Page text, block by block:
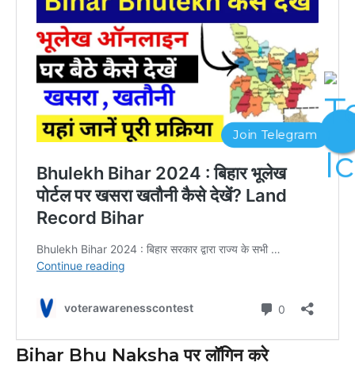
Bihar Bhu Naksha पर लॉगिन करे